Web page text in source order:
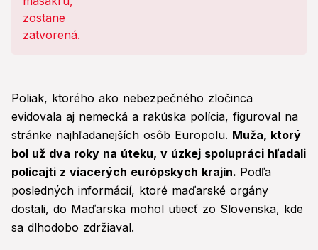
Poliak, ktorého ako nebezpečného zločinca
evidovala aj nemecká a rakúska polícia, figuroval na
stránke najhľadanejších osôb Europolu. Muža, ktorý
bol už dva roky na úteku, v úzkej spolupráci hľadali
policajti z viacerých európskych krajín. Podľa
posledných informácií, ktoré maďarské orgány
dostali, do Maďarska mohol utiecť zo Slovenska, kde
sa dlhodobo zdržiaval.